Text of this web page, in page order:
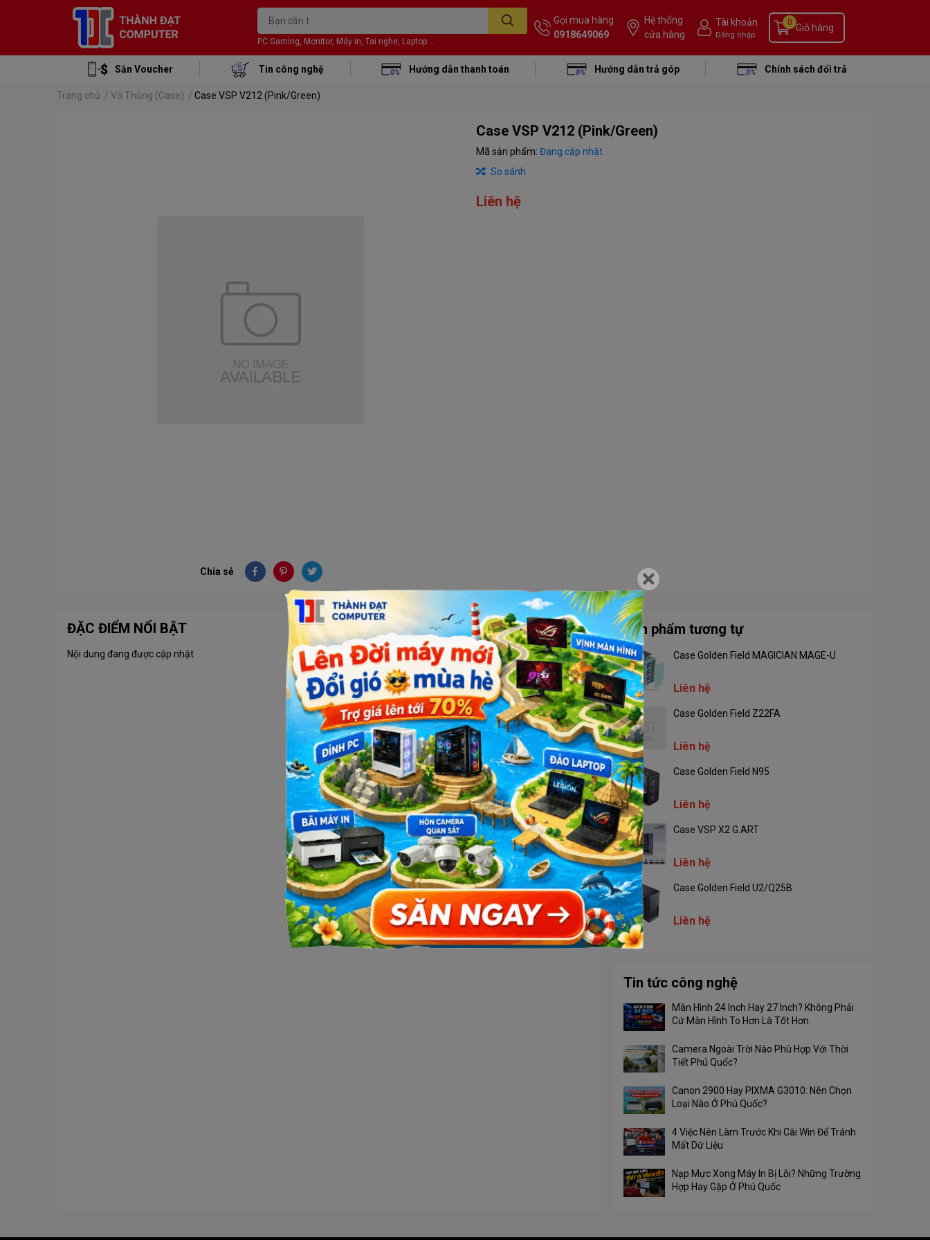
PC Gaming, Monitor, Máy in, Tai nghe, Laptop ...
Gọi mua hàng
0918649069
Hệ thống
cửa hàng
Tài khoản
Đăng nhập
Giỏ hàng
0
Săn Voucher Tin công nghệ Hướng dẫn thanh toán Hướng dẫn trả góp Chính sách đổi trả
Trang chủ / Vỏ Thùng (Case) / Case VSP V212 (Pink/Green)
Chia sẻ
Case VSP V212 (Pink/Green)
Mã sản phẩm: Đang cập nhật
So sánh
Liên hệ
ĐẶC ĐIỂM NỔI BẬT
Nội dung đang được cập nhật
Sản phẩm tương tự
Case Golden Field MAGICIAN MAGE-U
Liên hệ
Case Golden Field Z22FA
Liên hệ
Case Golden Field N95
Liên hệ
Case VSP X2 G.ART
Liên hệ
Case Golden Field U2/Q25B
Liên hệ
Tin tức công nghệ
Màn Hình 24 Inch Hay 27 Inch? Không Phải
Cứ Màn Hình To Hơn Là Tốt Hơn
Camera Ngoài Trời Nào Phù Hợp Với Thời
Tiết Phú Quốc?
Canon 2900 Hay PIXMA G3010: Nên Chọn
Loại Nào Ở Phú Quốc?
4 Việc Nên Làm Trước Khi Cài Win Để Tránh
Mất Dữ Liệu
Nạp Mực Xong Máy In Bị Lỗi? Những Trường
Hợp Hay Gặp Ở Phú Quốc